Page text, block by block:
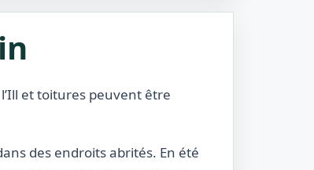
et toitures peuvent être
des endroits abrités. En été